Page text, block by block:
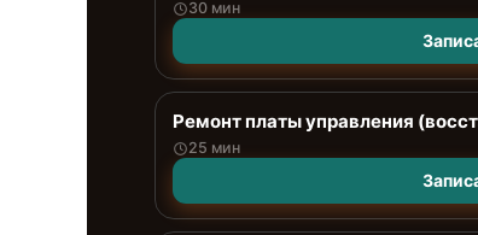
30 мин
Ремонт платы управления
25 мин